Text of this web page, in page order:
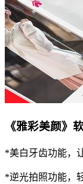
《雅彩美颜》
*美白牙齿功能，
*逆光拍照功能，